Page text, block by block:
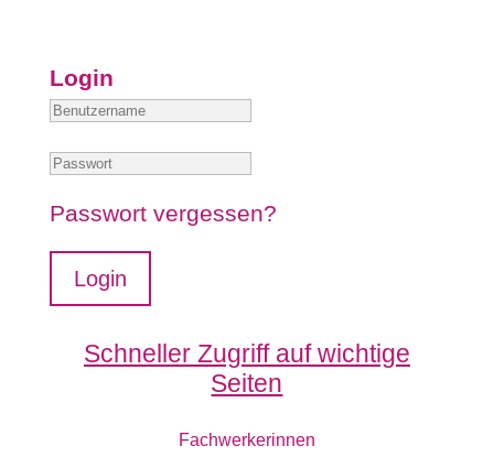
Login
Passwort vergessen?
Login
Schneller Zugriff auf wichtige
Seiten
Fachwerkerinnen